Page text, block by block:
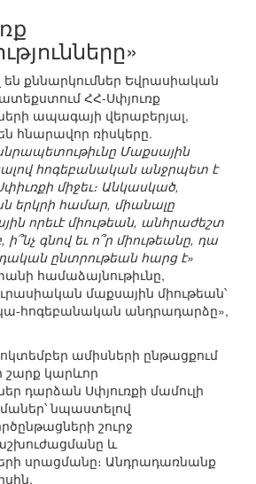
են քննարկումներ Եվրասիական
ՀՀ-Սփյուռք
ապագայի վերաբերյալ,
հնարավոր ռիսկերը.
Մաքսային
հոգեբանական անջրպետ է
միջեւ։ Անկասկած,
երկրի համար, միանալը
որեւէ միութեան, անհրաժեշտ
ի՞նչ գնով եւ ո՞ր միութեանը, դա
ընտրութեան հարց է»
համաձայնութիւնը,
մաքսային միութեան՝
հոգեբանական անդրադարձը»,
ամիսների ընթացքում
շարք կարևոր
դարձան Սփյուռքի մամուլի
նպաստելով
շուրջ
և
սրացմանը։ Անդրադառնանք